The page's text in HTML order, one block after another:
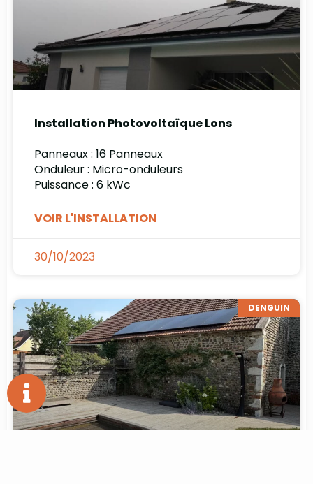
Installation Photovoltaïque Lons
Panneaux : 16 Panneaux
Onduleur : Micro-onduleurs
Puissance : 6 kWc
VOIR L'INSTALLATION
30/10/2023
DENGUIN